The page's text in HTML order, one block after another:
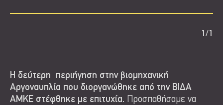
1/1
Η δεύτερη περιήγηση στην βιομηχανική
Αργοναυπλία που διοργανώθηκε από την ΒΙΔΑ
ΑΜΚΕ στέφθηκε με επιτυχία. Προσπαθήσαμε να